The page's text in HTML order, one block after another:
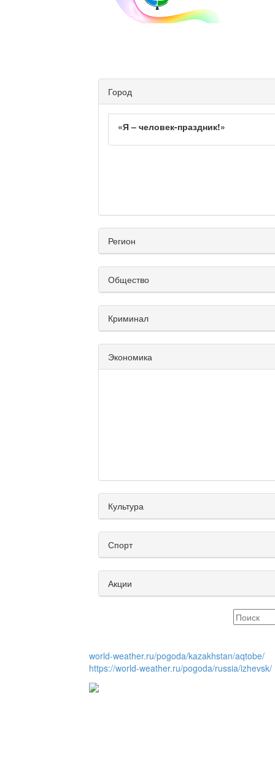
Город
«Я – человек-праздник!»
Регион
Общество
Криминал
Экономика
Культура
Спорт
Акции
world-weather.ru/pogoda/kazakhstan/aqtobe/
https://world-weather.ru/pogoda/russia/izhevsk/